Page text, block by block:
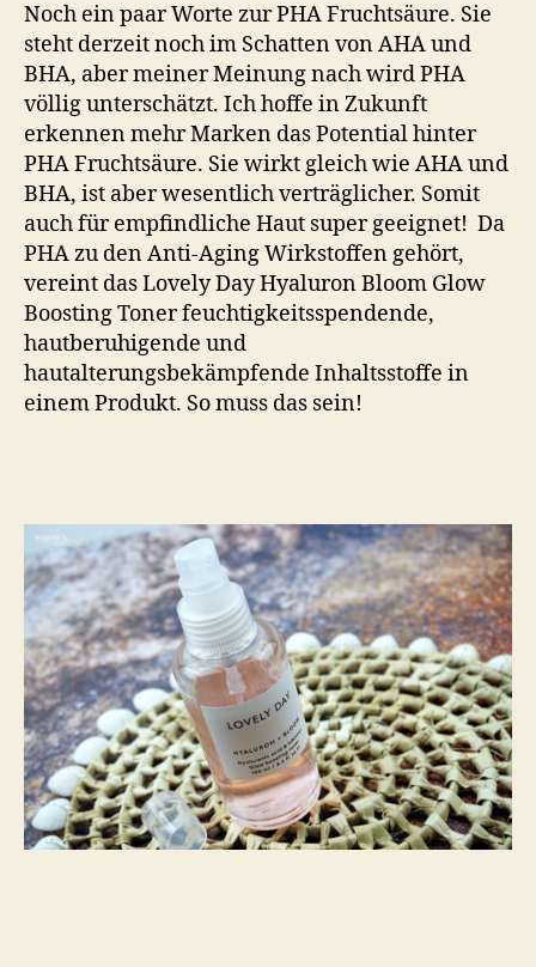
Noch ein paar Worte zur PHA Fruchtsäure. Sie
steht derzeit noch im Schatten von AHA und
BHA, aber meiner Meinung nach wird PHA
völlig unterschätzt. Ich hoffe in Zukunft
erkennen mehr Marken das Potential hinter
PHA Fruchtsäure. Sie wirkt gleich wie AHA und
BHA, ist aber wesentlich verträglicher. Somit
auch für empfindliche Haut super geeignet! Da
PHA zu den Anti-Aging Wirkstoffen gehört,
vereint das Lovely Day Hyaluron Bloom Glow
Boosting Toner feuchtigkeitsspendende,
hautberuhigende und
hautalterungsbekämpfende Inhaltsstoffe in
einem Produkt. So muss das sein!